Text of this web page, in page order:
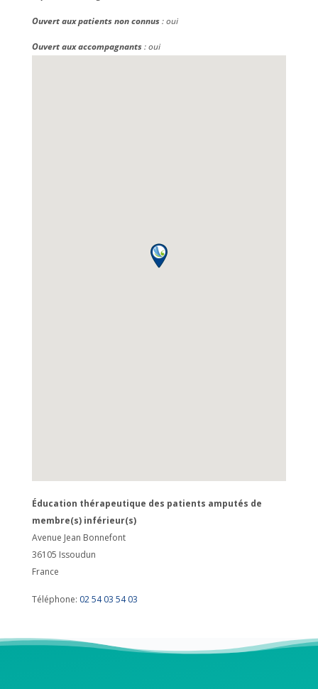
Ouvert aux patients non connus: oui
Ouvert aux accompagnants: oui
Éducation thérapeutique des patients amputés de
membre(s) inférieur(s)
Avenue Jean Bonnefont
36105 Issoudun
France
Téléphone: 02 54 03 54 03